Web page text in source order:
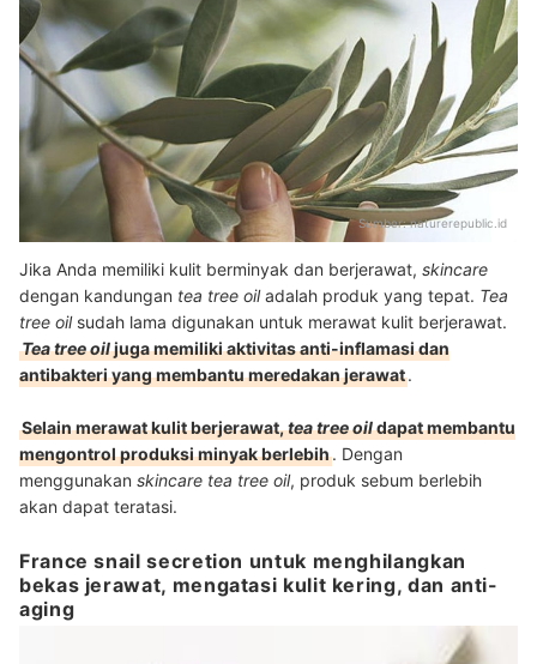
Sumber:naturerepublic.id
Jika Anda memiliki kulit berminyak dan berjerawat, skincare
dengan kandungan tea tree oiladalah produk yang tepat. Tea
tree oilsudah lama digunakan untuk merawat kulit berjerawat.
Tea tree oiljuga memiliki aktivitas anti-inflamasi dan
antibakteri yang membantu meredakan jerawat.
Selain merawat kulit berjerawat,tea tree oildapat membantu
mengontrol produksi minyak berlebih. Dengan
menggunakan skincare tea tree oil, produk sebum berlebih
akan dapat teratasi.
France snail secretion untuk menghilangkan
bekas jerawat, mengatasi kulit kering, dan anti-
aging